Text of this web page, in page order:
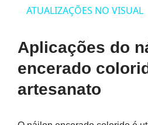
ATUALIZAÇÕES NO VISUAL
Aplicações do
encerado
artesanato